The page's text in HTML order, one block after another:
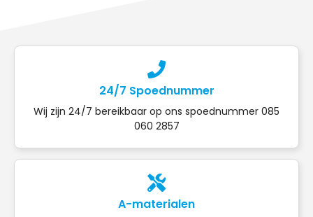
24/7 Spoednummer
Wij zijn 24/7 bereikbaar op ons spoednummer 085
060 2857
A-materialen